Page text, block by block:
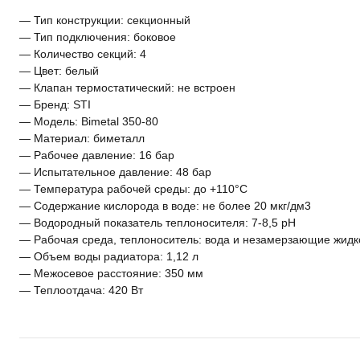
— Тип конструкции: секционный
— Тип подключения: боковое
— Количество секций: 4
— Цвет: белый
— Клапан термостатический: не встроен
— Бренд: STI
— Модель: Bimetal 350-80
— Материал: биметалл
— Рабочее давление: 16 бар
— Испытательное давление: 48 бар
— Температура рабочей среды: до +110°С
— Содержание кислорода в воде: не более 20 мкг/дм3
— Водородный показатель теплоносителя: 7-8,5 рН
— Рабочая среда, теплоноситель: вода и незамерзающие
— Объем воды радиатора: 1,12 л
— Межосевое расстояние: 350 мм
— Теплоотдача: 420 Вт